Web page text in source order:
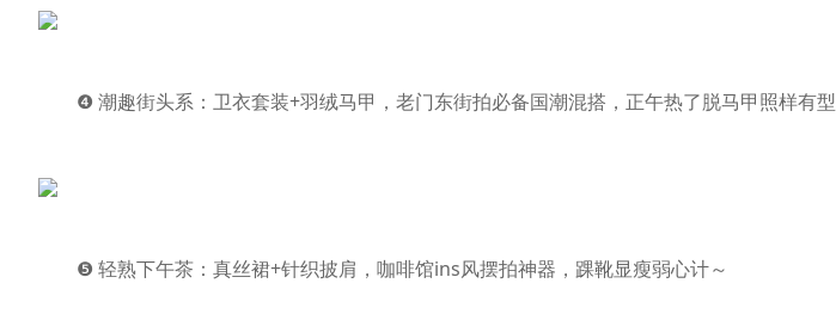
❹ 潮趣街头系：卫衣套装+羽绒马甲，老门东街拍必备国潮混搭，正午热了脱马甲照样有型
❺ 轻熟下午茶：真丝裙+针织披肩，咖啡馆ins风摆拍神器，踝靴显瘦弱心计～